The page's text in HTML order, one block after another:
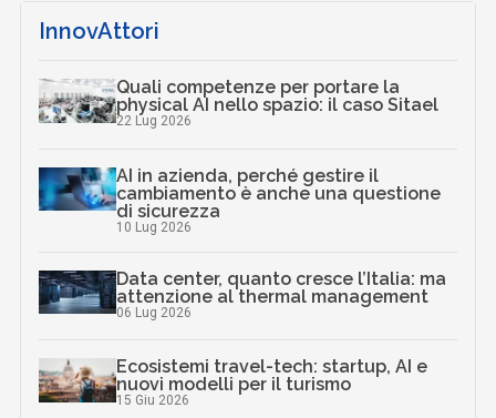
InnovAttori
Quali competenze per portare la
physical AI nello spazio: il caso Sitael
22 Lug 2026
AI in azienda, perché gestire il
cambiamento è anche una questione
di sicurezza
10 Lug 2026
Data center, quanto cresce l’Italia: ma
attenzione al thermal management
06 Lug 2026
Ecosistemi travel-tech: startup, AI e
nuovi modelli per il turismo
15 Giu 2026